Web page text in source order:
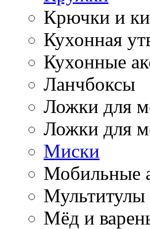
Крючки и
Кухонная
Кухонные
Ланчбоксы
Ложки для
Ложки для
Миски
Мобильные
Мультитулы
Мёд и